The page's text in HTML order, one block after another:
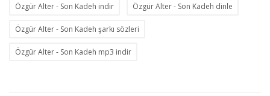
Özgür Alter - Son Kadeh indir Özgür Alter - Son Kadeh dinle
Özgür Alter - Son Kadeh şarkı sözleri
Özgür Alter - Son Kadeh mp3 indir